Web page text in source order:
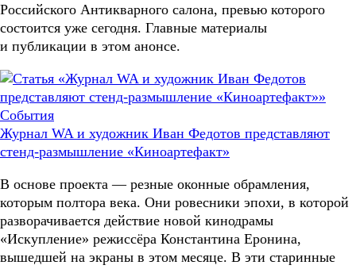
Российского Антикварного салона, превью которого
состоится уже сегодня. Главные материалы
и публикации в этом анонсе.
События
Журнал WA и художник Иван Федотов представляют
стенд-размышление «Киноартефакт»
В основе проекта — резные оконные обрамления,
которым полтора века. Они ровесники эпохи, в которой
разворачивается действие новой кинодрамы
«Искупление» режиссёра Константина Еронина,
вышедшей на экраны в этом месяце. В эти старинные